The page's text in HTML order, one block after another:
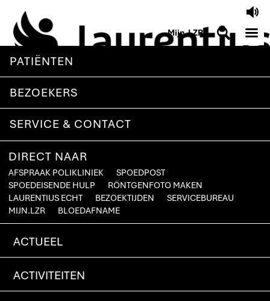
V
Mijn.LZR S M
PATIËNTEN
BEZOEKERS
SERVICE & CONTACT
DIRECT NAAR
AFSPRAAK POLIKLINIEK
SPOEDPOST
SPOEDEISENDE HULP
RÖNTGENFOTO MAKEN
LAURENTIUS ECHT
BEZOEKTIJDEN
SERVICEBUREAU
MIJN.LZR
BLOEDAFNAME
ACTUEEL
ACTIVITEITEN